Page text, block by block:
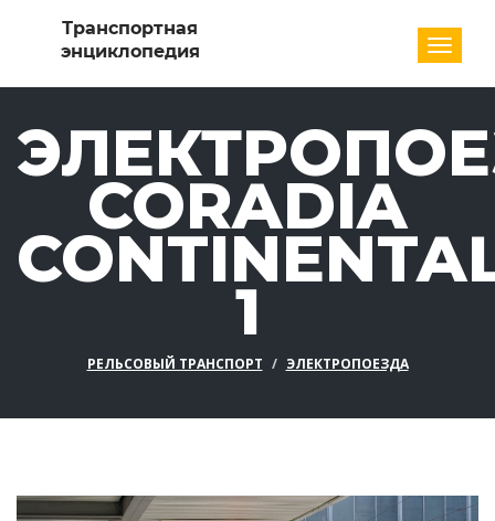
CORADIA
1
РЕЛЬСОВЫЙ ТРАНСПОРТ ЭЛЕКТРОПОЕЗДА